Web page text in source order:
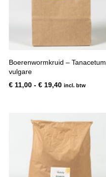
Boerenwormkruid – Tanacetum
vulgare
€11,00 - €19,40Prijsklasse:
incl. btw